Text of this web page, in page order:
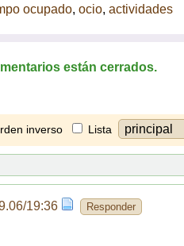
ocupado, ocio, actividades
están cerrados.
inverso Lista
19:36 Responder